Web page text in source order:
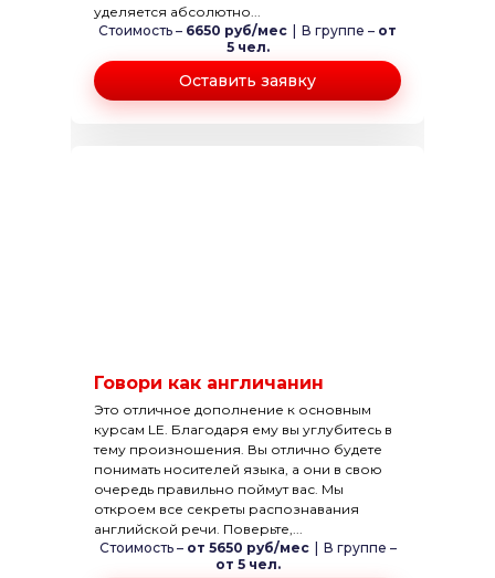
уделяется абсолютно...
Стоимость – 6650 руб/мес В группе – от
5 чел.
Оставить заявку
Говори как англичанин
Это отличное дополнение к основным
курсам LE. Благодаря ему вы углубитесь в
тему произношения. Вы отлично будете
понимать носителей языка, а они в свою
очередь правильно поймут вас. Мы
откроем все секреты распознавания
английской речи. Поверьте,...
Стоимость – от 5650 руб/мес
В группе –
от 5 чел.